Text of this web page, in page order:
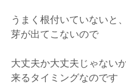
うまく根付いていないと
芽が出てこないので
大丈夫か大丈夫じゃない
来るタイミングなのです